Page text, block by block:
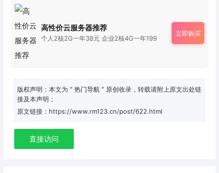
高性价云服务器推荐
个人2核2G一年38元 企业2核4G一年199
立即购买
版权声明：本文为 “ 热门导航 ” 原创收录，转载请附上原文出处链
接及本声明；
原文链接：https://www.rm123.cn/post/622.html
直接访问